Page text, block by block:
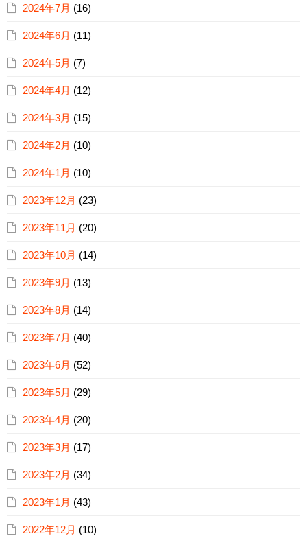
2024年7月 (16)
2024年6月 (11)
2024年5月 (7)
2024年4月 (12)
2024年3月 (15)
2024年2月 (10)
2024年1月 (10)
2023年12月 (23)
2023年11月 (20)
2023年10月 (14)
2023年9月 (13)
2023年8月 (14)
2023年7月 (40)
2023年6月 (52)
2023年5月 (29)
2023年4月 (20)
2023年3月 (17)
2023年2月 (34)
2023年1月 (43)
2022年12月 (10)